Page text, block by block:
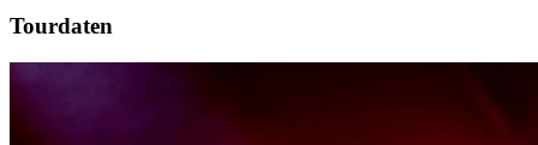
Tourdaten